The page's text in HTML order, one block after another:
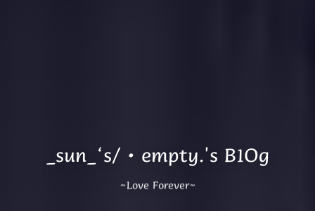
_sun_‘s/·empty.'s B1Og
~Love Forever~